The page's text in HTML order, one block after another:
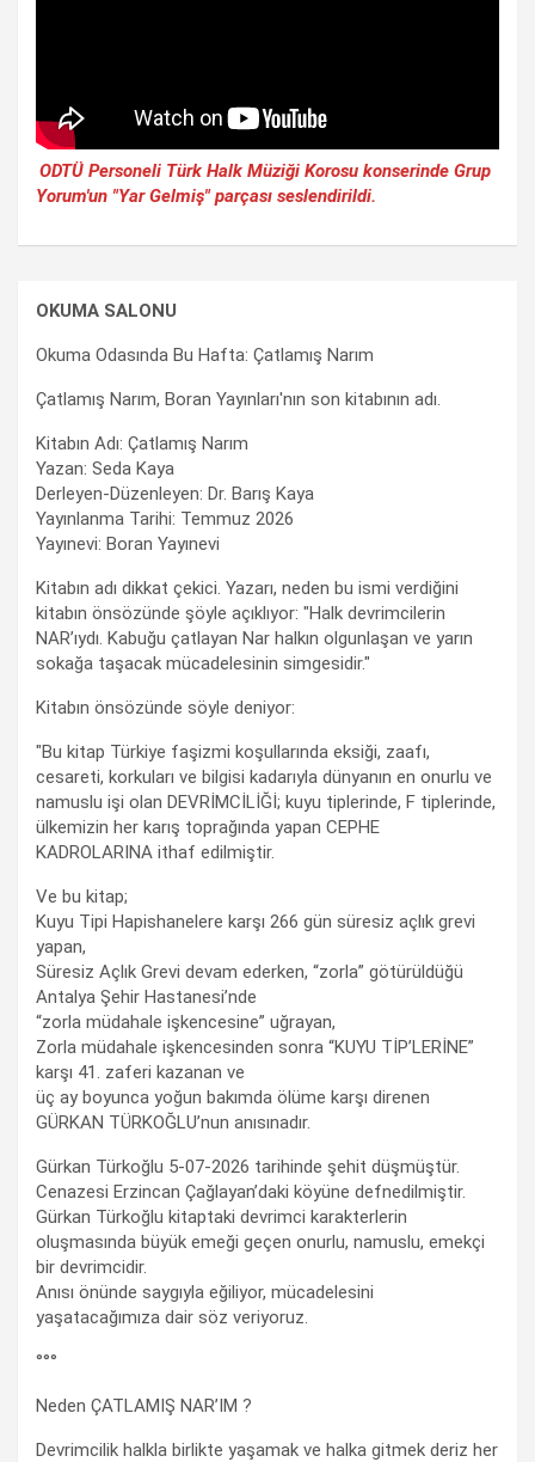
ODTÜ Personeli Türk Halk Müziği Korosu konserinde Grup
Yorum'un "Yar Gelmiş" parçası seslendirildi.
OKUMA SALONU
Okuma Odasında Bu Hafta: Çatlamış Narım
Çatlamış Narım, Boran Yayınları'nın son kitabının adı.
Kitabın Adı: Çatlamış Narım
Yazan: Seda Kaya
Derleyen-Düzenleyen: Dr. Barış Kaya
Yayınlanma Tarihi: Temmuz 2026
Yayınevi: Boran Yayınevi
Kitabın adı dikkat çekici. Yazarı, neden bu ismi verdiğini
kitabın önsözünde şöyle açıklıyor: "Halk devrimcilerin
NAR’ıydı. Kabuğu çatlayan Nar halkın olgunlaşan ve yarın
sokağa taşacak mücadelesinin simgesidir."
Kitabın önsözünde söyle deniyor:
"Bu kitap Türkiye faşizmi koşullarında eksiği, zaafı,
cesareti, korkuları ve bilgisi kadarıyla dünyanın en onurlu ve
namuslu işi olan DEVRİMCİLİĞİ; kuyu tiplerinde, F tiplerinde,
ülkemizin her karış toprağında yapan CEPHE
KADROLARINA ithaf edilmiştir.
Ve bu kitap;
Kuyu Tipi Hapishanelere karşı 266 gün süresiz açlık grevi
yapan,
Süresiz Açlık Grevi devam ederken, “zorla” götürüldüğü
Antalya Şehir Hastanesi’nde
“zorla müdahale işkencesine” uğrayan,
Zorla müdahale işkencesinden sonra “KUYU TİP’LERİNE”
karşı 41. zaferi kazanan ve
üç ay boyunca yoğun bakımda ölüme karşı direnen
GÜRKAN TÜRKOĞLU’nun anısınadır.
Gürkan Türkoğlu 5-07-2026 tarihinde şehit düşmüştür.
Cenazesi Erzincan Çağlayan’daki köyüne defnedilmiştir.
Gürkan Türkoğlu kitaptaki devrimci karakterlerin
oluşmasında büyük emeği geçen onurlu, namuslu, emekçi
bir devrimcidir.
Anısı önünde saygıyla eğiliyor, mücadelesini
yaşatacağımıza dair söz veriyoruz.
°°°
Neden ÇATLAMIŞ NAR’IM ?
Devrimcilik halkla birlikte yaşamak ve halka gitmek deriz her